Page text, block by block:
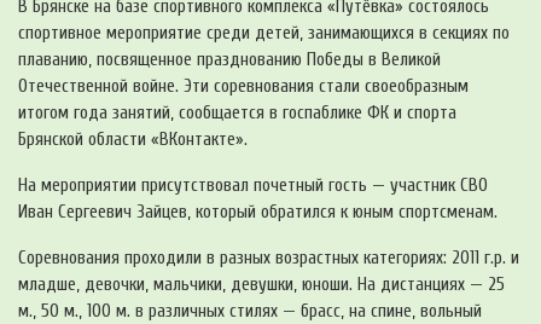
В Брянске на базе спортивного комплекса «Путёвка» состоялось
спортивное мероприятие среди детей, занимающихся в секциях по
плаванию, посвященное празднованию Победы в Великой
Отечественной войне. Эти соревнования стали своеобразным
итогом года занятий, сообщается в госпаблике ФК и спорта
Брянской области «ВКонтакте».
На мероприятии присутствовал почетный гость — участник СВО
Иван Сергеевич Зайцев, который обратился к юным спортсменам.
Соревнования проходили в разных возрастных категориях: 2011 г.р. и
младше, девочки, мальчики, девушки, юноши. На дистанциях — 25
м., 50 м., 100 м. в различных стилях — брасс, на спине, вольный